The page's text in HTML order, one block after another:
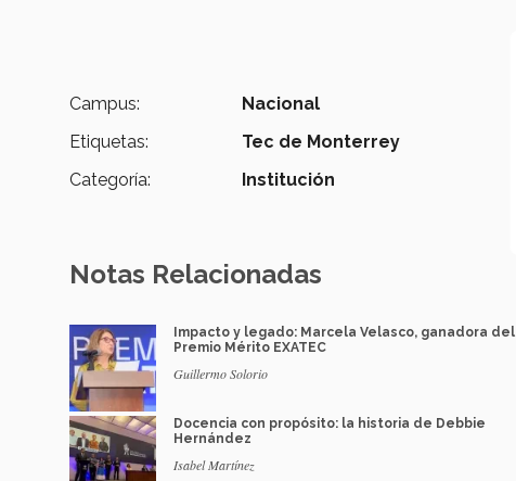
Campus:
Nacional
Etiquetas:
Tec de Monterrey
Categoría:
Institución
Notas Relacionadas
Impacto y legado: Marcela Velasco, ganadora del
Premio Mérito EXATEC
Guillermo Solorio
Docencia con propósito: la historia de Debbie
Hernández
Isabel Martínez